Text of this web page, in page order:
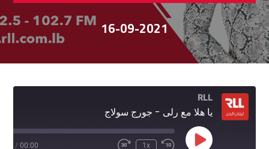
16-09-2021
RLL
يا هلا مع رلى - جورج سولاج
Play
1x
00:00
/